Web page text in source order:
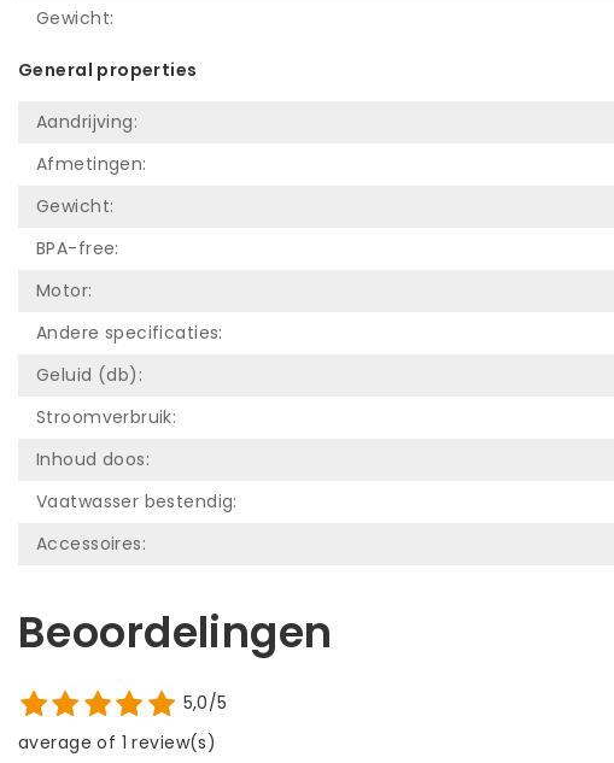
Gewicht:
General properties
Aandrijving:
Afmetingen:
Gewicht:
BPA-free:
Motor:
Andere specificaties:
Geluid (db):
Stroomverbruik:
Inhoud doos:
Vaatwasser bestendig:
Accessoires:
Beoordelingen
5,0/5
average of 1 review(s)